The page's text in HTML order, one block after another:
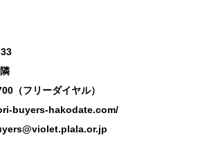
（フリーダイヤル）
buyers-hakodate.com/